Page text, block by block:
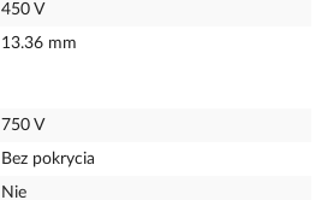
450 V
13.36 mm
750 V
Bez pokrycia
Nie